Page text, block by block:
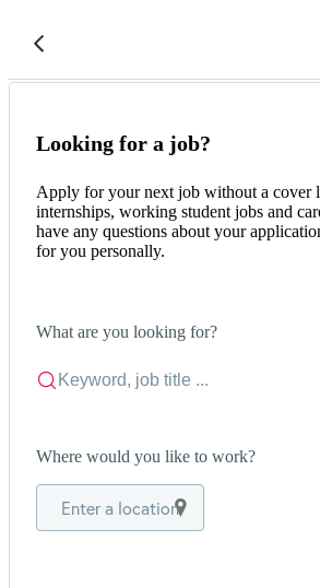
Looking for a job?
Apply for your next job without a cover
internships, working student jobs and
have any questions about your
for you personally.
What are you looking for?
Where would you like to work?
Enter a location